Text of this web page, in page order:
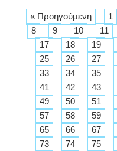
« Προηγούμενη 1
8
9 10 11
17
18 19
25
26 27
33
34 35
41
42 43
49
50 51
57
58 59
65
66 67
73
74 75